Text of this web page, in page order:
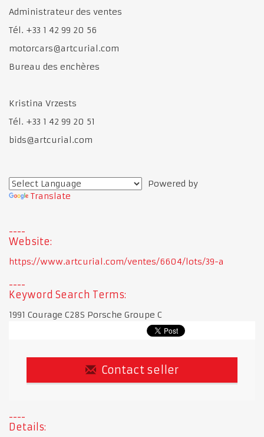
Administrateur des ventes
Tél. +33 1 42 99 20 56
motorcars@artcurial.com
Bureau des enchères
Kristina Vrzests
Tél. +33 1 42 99 20 51
bids@artcurial.com
Powered by
Translate
Website:
https://www.artcurial.com/ventes/6604/lots/39-a
Keyword Search Terms:
1991 Courage C28S Porsche Groupe C
Contact seller
Details: